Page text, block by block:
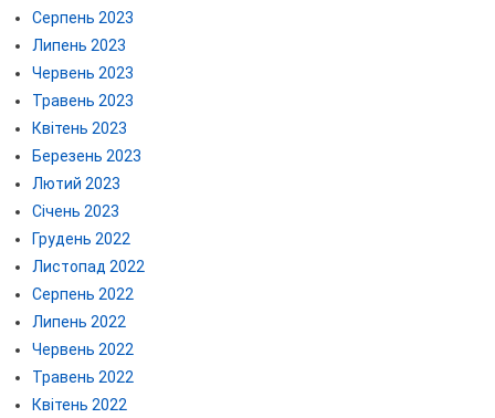
Серпень 2023
Липень 2023
Червень 2023
Травень 2023
Квітень 2023
Березень 2023
Лютий 2023
Січень 2023
Грудень 2022
Листопад 2022
Серпень 2022
Липень 2022
Червень 2022
Травень 2022
Квітень 2022